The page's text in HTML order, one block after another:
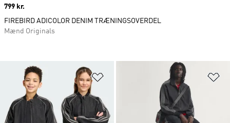
Price
799 kr.
FIREBIRD ADICOLOR DENIM TRÆNINGSOVERDEL
Mænd Originals